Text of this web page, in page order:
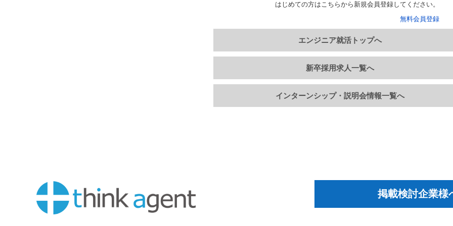
はじめての方はこちらから新規会員登録してください。
無料会員登録
エンジニア就活トップへ
新卒採用求人一覧へ
インターンシップ・説明会情報一覧へ
掲載検討企業様